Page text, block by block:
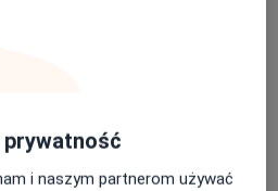
prywatność
i naszym partnerom używać